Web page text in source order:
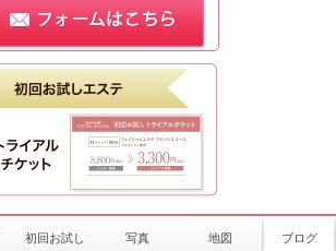
初回お試し 写真 地図 ブログ